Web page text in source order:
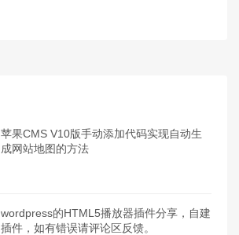
苹果CMS V10版手动添加代码实现自动生
成网站地图的方法
wordpress的HTML5播放器插件分享，自建
插件，如有错误请评论区反馈。